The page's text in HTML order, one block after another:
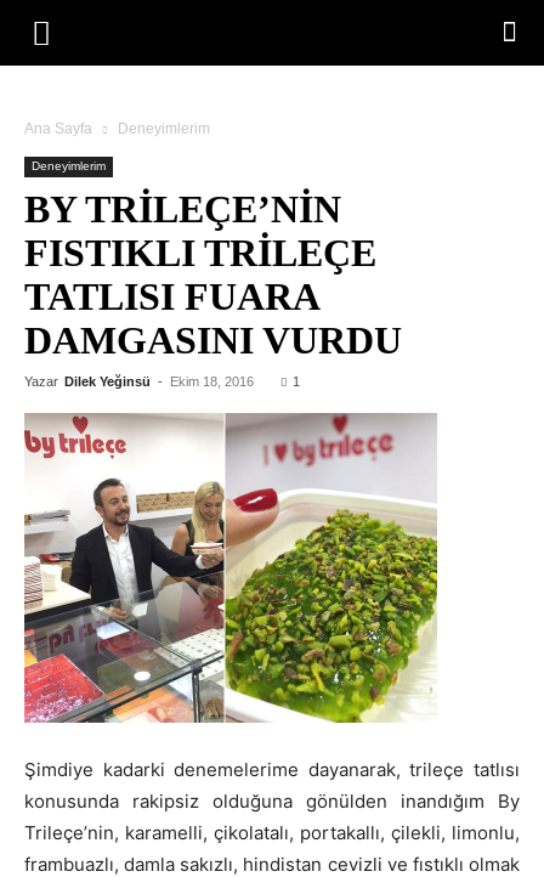
Ana Sayfa Deneyimlerim
Deneyimlerim
BY TRILEÇE’NIN
FISTIKLI TRILEÇE
TATLISI FUARA
DAMGASINI VURDU
Yazar Dilek Yeğinsü - Ekim 18, 2016 1
Şimdiye kadarki denemelerime dayanarak, trileçe tatlısı
konusunda rakipsiz olduğuna gönülden inandığım By
Trileçe’nin, karamelli, çikolatalı, portakallı, çilekli, limonlu,
frambuazlı, damla sakızlı, hindistan cevizli ve fıstıklı olmak